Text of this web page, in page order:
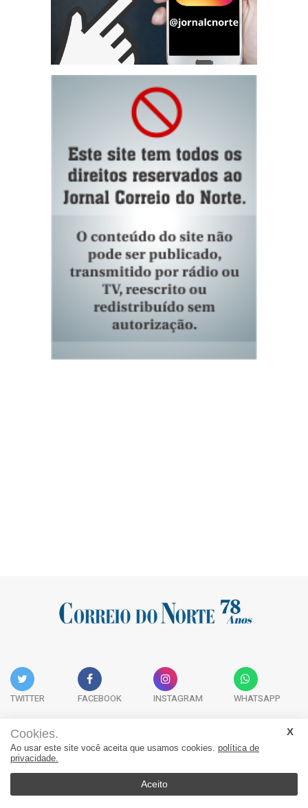
TWITTER FACEBOOK INSTAGRAM WHATSAPP
Acervo Digital Fale Conosco Quem Somos
Cookies.
Ao usar este site você aceita que usamos cookies. política de
privacidade.
Aceito